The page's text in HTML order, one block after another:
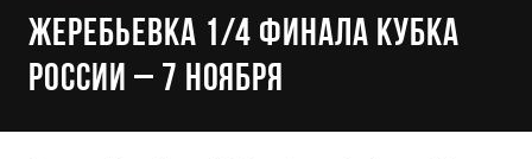
Жеребьевка 1/4 финала Кубка
России – 7 ноября